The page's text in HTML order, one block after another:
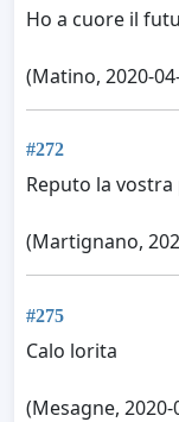
Ho a cuore il
(Matino, 2020-
#272
Reputo la
(Martignano,
#275
Calo lorita
(Mesagne, 2020-